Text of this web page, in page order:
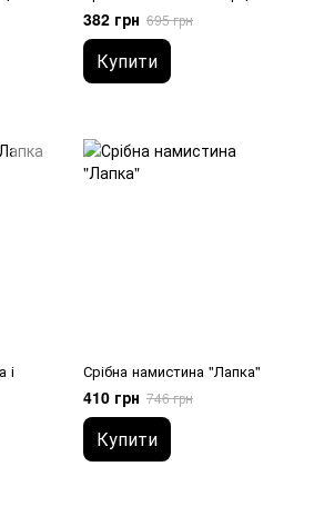
382 грн 695 грн
Купити
і
Срібна намистина "Лапка"
410 грн 746 грн
Купити